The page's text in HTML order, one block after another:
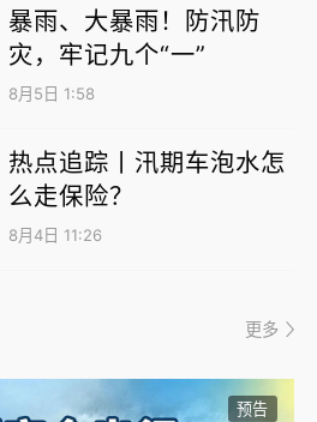
暴雨、大暴雨！防汛防
灾，牢记九个“一”
8月5日 1:58
热点追踪丨汛期车泡水怎
么走保险？
8月4日 11:26
更多
预告